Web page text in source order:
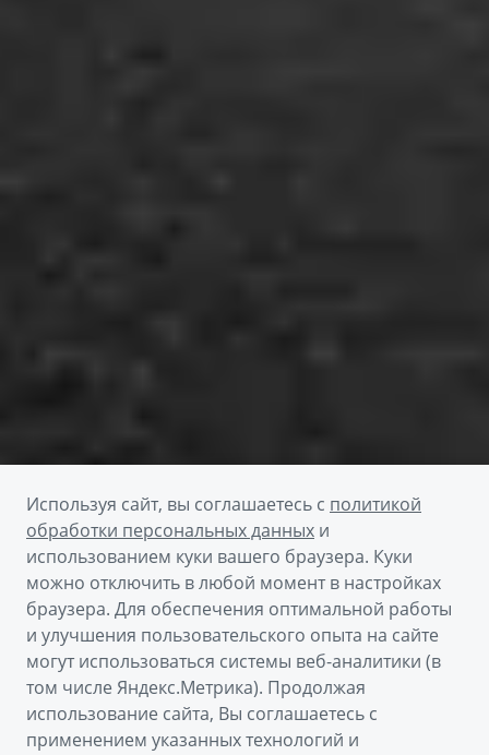
Получить предложение
Пройти тест-драйв
Используя сайт, вы соглашаетесь с политикой
обработки персональных данных и
использованием куки вашего браузера. Куки
можно отключить в любой момент в настройках
браузера. Для обеспечения оптимальной работы
и улучшения пользовательского опыта на сайте
могут использоваться системы веб-аналитики (в
том числе Яндекс.Метрика). Продолжая
использование сайта, Вы соглашаетесь с
применением указанных технологий и